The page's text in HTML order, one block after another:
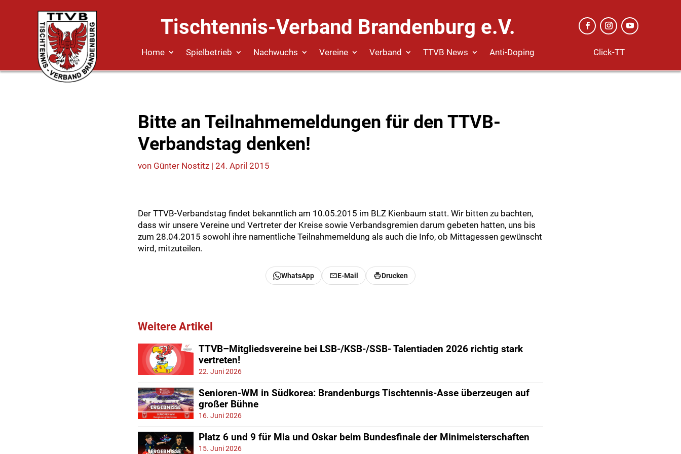
Tischtennis-Verband Brandenburg e.V.
Home Spielbetrieb Nachwuchs Vereine Verband TTVB News Anti-Doping Click-TT
Bitte an Teilnahmemeldungen für den TTVB-
Verbandstag denken!
von Günter Nostitz | 24. April 2015
Der TTVB-Verbandstag findet bekanntlich am 10.05.2015 im BLZ Kienbaum statt. Wir bitten zu bachten,
dass wir unsere Vereine und Vertreter der Kreise sowie Verbandsgremien darum gebeten hatten, uns bis
zum 28.04.2015 sowohl ihre namentliche Teilnahmemeldung als auch die Info, ob Mittagessen gewünscht
wird, mitzuteilen.
WhatsApp E-Mail Drucken
Weitere Artikel
TTVB–Mitgliedsvereine bei LSB-/KSB-/SSB- Talentiaden 2026 richtig stark
vertreten!
22. Juni 2026
Senioren-WM in Südkorea: Brandenburgs Tischtennis-Asse überzeugen auf
großer Bühne
16. Juni 2026
Platz 6 und 9 für Mia und Oskar beim Bundesfinale der Minimeisterschaften
15. Juni 2026